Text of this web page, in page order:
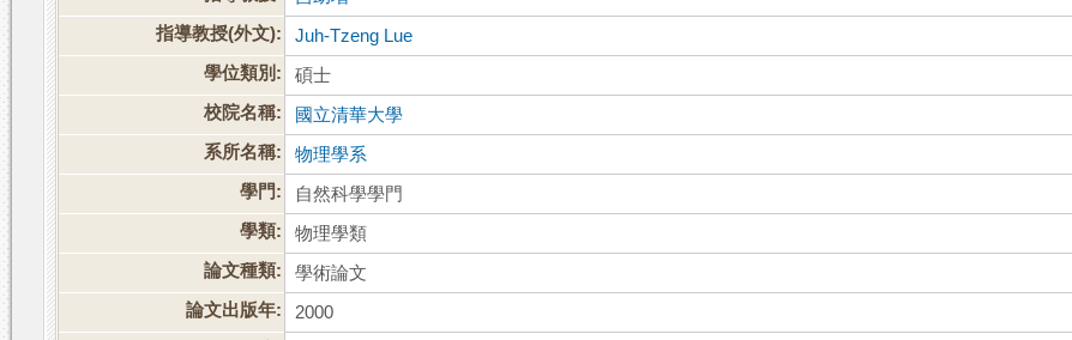
指導教授(外文):
Juh-Tzeng Lue
學位類別:
碩士
校院名稱:
國立清華大學
系所名稱:
物理學系
學門:
自然科學學門
學類:
物理學類
論文種類:
學術論文
論文出版年:
2000